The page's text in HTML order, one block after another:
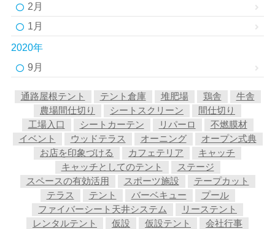
2月
1月
2020年
9月
通路屋根テント テント倉庫 堆肥場 鶏舎
牛舎
農場間仕切り
シートスクリーン
間仕切り
工場入口
シートカーテン リパーロ
不燃膜材
イベント
ウッドテラス オーニング
オープン式典
お店を印象づける
カフェテリア
キャッチ
キャッチとしてのテント
ステージ
スペースの有効活用
スポーツ施設
テープカット
テラス
テント バーベキュー
プール
ファイバーシート天井システム
リーステント
レンタルテント
仮設 仮設テント
会社行事